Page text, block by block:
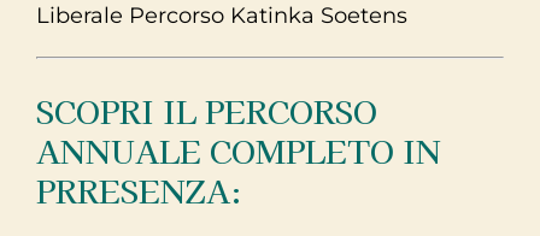
Liberale Percorso Katinka Soetens
SCOPRI IL PERCORSO
ANNUALE COMPLETO IN
PRRESENZA: